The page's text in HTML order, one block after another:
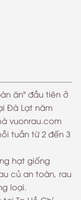
ăn" đầu tiên ở
Đà Lạt năm
vuonrau.com
tuần từ 2 đến 3
hạt giống
củ an toàn, rau
loại.